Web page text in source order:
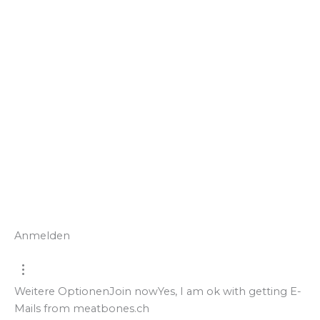
Anmelden
Weitere OptionenJoin nowYes, I am ok with getting E-
Mails from meatbones.ch